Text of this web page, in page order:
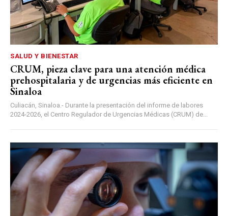
SALUD Y BIENESTAR
CRUM, pieza clave para una atención médica
prehospitalaria y de urgencias más eficiente en
Sinaloa
Culiacán, Sinaloa.- Durante la presentación del informe de labores
2024-2026, el Centro Regulador de Urgencias Médicas (CRUM) de...